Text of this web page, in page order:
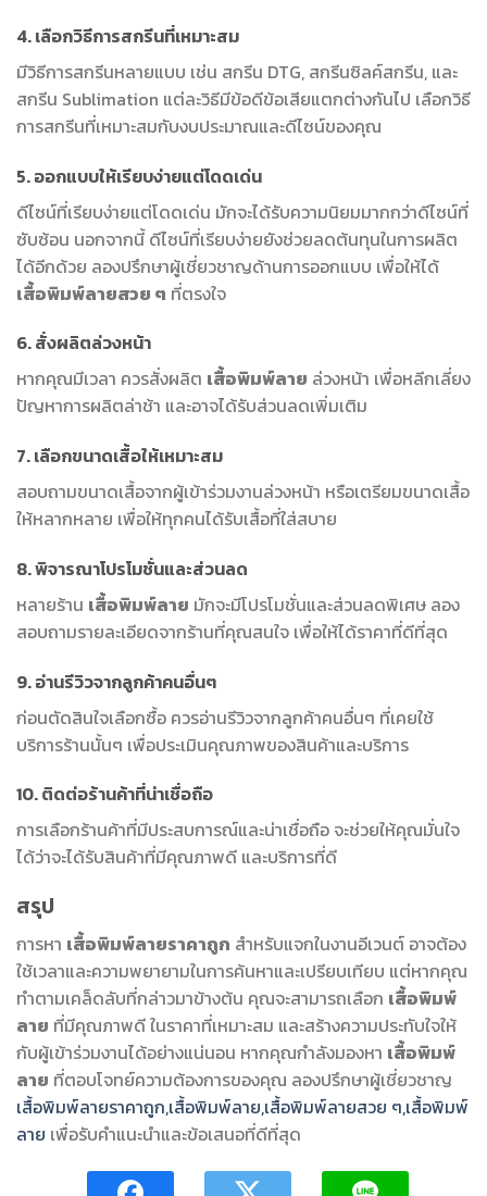
4. เลือกวิธีการสกรีนที่เหมาะสม
มีวิธีการสกรีนหลายแบบ เช่น สกรีน DTG, สกรีนซิลค์สกรีน, และ
สกรีน Sublimation แต่ละวิธีมีข้อดีข้อเสียแตกต่างกันไป เลือกวิธี
การสกรีนที่เหมาะสมกับงบประมาณและดีไซน์ของคุณ
5. ออกแบบให้เรียบง่ายแต่โดดเด่น
ดีไซน์ที่เรียบง่ายแต่โดดเด่น มักจะได้รับความนิยมมากกว่าดีไซน์ที่
ซับซ้อน นอกจากนี้ ดีไซน์ที่เรียบง่ายยังช่วยลดต้นทุนในการผลิต
ได้อีกด้วย ลองปรึกษาผู้เชี่ยวชาญด้านการออกแบบ เพื่อให้ได้
เสื้อพิมพ์ลายสวย ๆ ที่ตรงใจ
6. สั่งผลิตล่วงหน้า
หากคุณมีเวลา ควรสั่งผลิต เสื้อพิมพ์ลาย ล่วงหน้า เพื่อหลีกเลี่ยง
ปัญหาการผลิตล่าช้า และอาจได้รับส่วนลดเพิ่มเติม
7. เลือกขนาดเสื้อให้เหมาะสม
สอบถามขนาดเสื้อจากผู้เข้าร่วมงานล่วงหน้า หรือเตรียมขนาดเสื้อ
ให้หลากหลาย เพื่อให้ทุกคนได้รับเสื้อที่ใส่สบาย
8. พิจารณาโปรโมชั่นและส่วนลด
หลายร้าน เสื้อพิมพ์ลาย มักจะมีโปรโมชั่นและส่วนลดพิเศษ ลอง
สอบถามรายละเอียดจากร้านที่คุณสนใจ เพื่อให้ได้ราคาที่ดีที่สุด
9. อ่านรีวิวจากลูกค้าคนอื่นๆ
ก่อนตัดสินใจเลือกซื้อ ควรอ่านรีวิวจากลูกค้าคนอื่นๆ ที่เคยใช้
บริการร้านนั้นๆ เพื่อประเมินคุณภาพของสินค้าและบริการ
10. ติดต่อร้านค้าที่น่าเชื่อถือ
การเลือกร้านค้าที่มีประสบการณ์และน่าเชื่อถือ จะช่วยให้คุณมั่นใจ
ได้ว่าจะได้รับสินค้าที่มีคุณภาพดี และบริการที่ดี
สรุป
การหา เสื้อพิมพ์ลายราคาถูก สำหรับแจกในงานอีเวนต์ อาจต้อง
ใช้เวลาและความพยายามในการค้นหาและเปรียบเทียบ แต่หากคุณ
ทำตามเคล็ดลับที่กล่าวมาข้างต้น คุณจะสามารถเลือก เสื้อพิมพ์
ลาย ที่มีคุณภาพดี ในราคาที่เหมาะสม และสร้างความประทับใจให้
กับผู้เข้าร่วมงานได้อย่างแน่นอน หากคุณกำลังมองหา เสื้อพิมพ์
ลาย ที่ตอบโจทย์ความต้องการของคุณ ลองปรึกษาผู้เชี่ยวชาญ
เสื้อพิมพ์ลายราคาถูก,เสื้อพิมพ์ลาย,เสื้อพิมพ์ลายสวย ๆ,เสื้อพิมพ์
ลาย เพื่อรับคำแนะนำและข้อเสนอที่ดีที่สุด